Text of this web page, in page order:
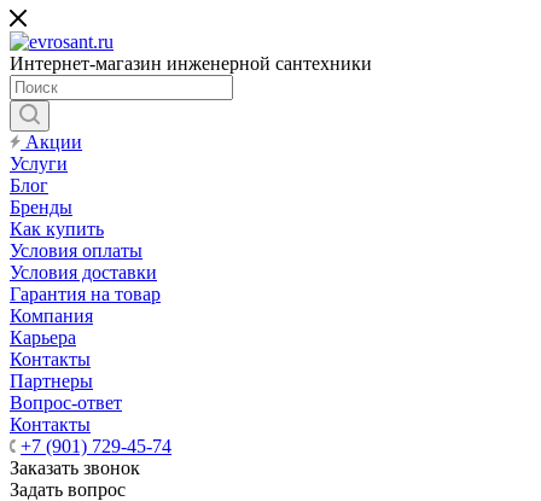
Интернет-магазин инженерной сантехники
Акции
Услуги
Блог
Бренды
Как купить
Условия оплаты
Условия доставки
Гарантия на товар
Компания
Карьера
Контакты
Партнеры
Вопрос-ответ
Контакты
+7 (901) 729-45-74
Заказать звонок
Задать вопрос